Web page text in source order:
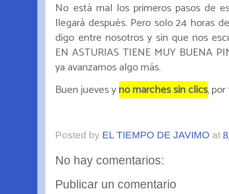
No está mal los primeros pasos de
llegará después. Pero solo 24 horas
digo entre nosotros y sin que nos
EN ASTURIAS TIENE MUY BUENA
ya avanzamos algo más.
Buen jueves yno marches sin clics,
Posted by EL TIEMPO DE JAVIMO at
No hay comentarios:
Publicar un comentario